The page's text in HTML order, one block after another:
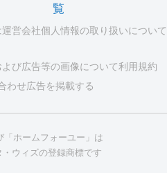
覧
運営会社個人情報の取り扱いについて
び広告等の画像について利用規約
わせ広告を掲載する
「ホームフォーユー」は
ウィズの登録商標です